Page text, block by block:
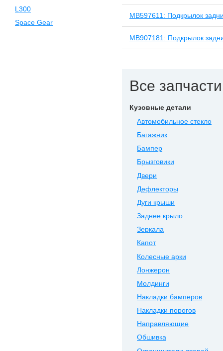
L300
Space Gear
MB597611: Подкрылок
MB907181: Подкрылок
Все
Кузовные детали
Автомобильное стекло
Багажник
Бампер
Брызговики
Двери
Дефлекторы
Дуги крыши
Заднее крыло
Зеркала
Капот
Колесные арки
Лонжерон
Молдинги
Накладки бамперов
Накладки порогов
Направляющие
Обшивка